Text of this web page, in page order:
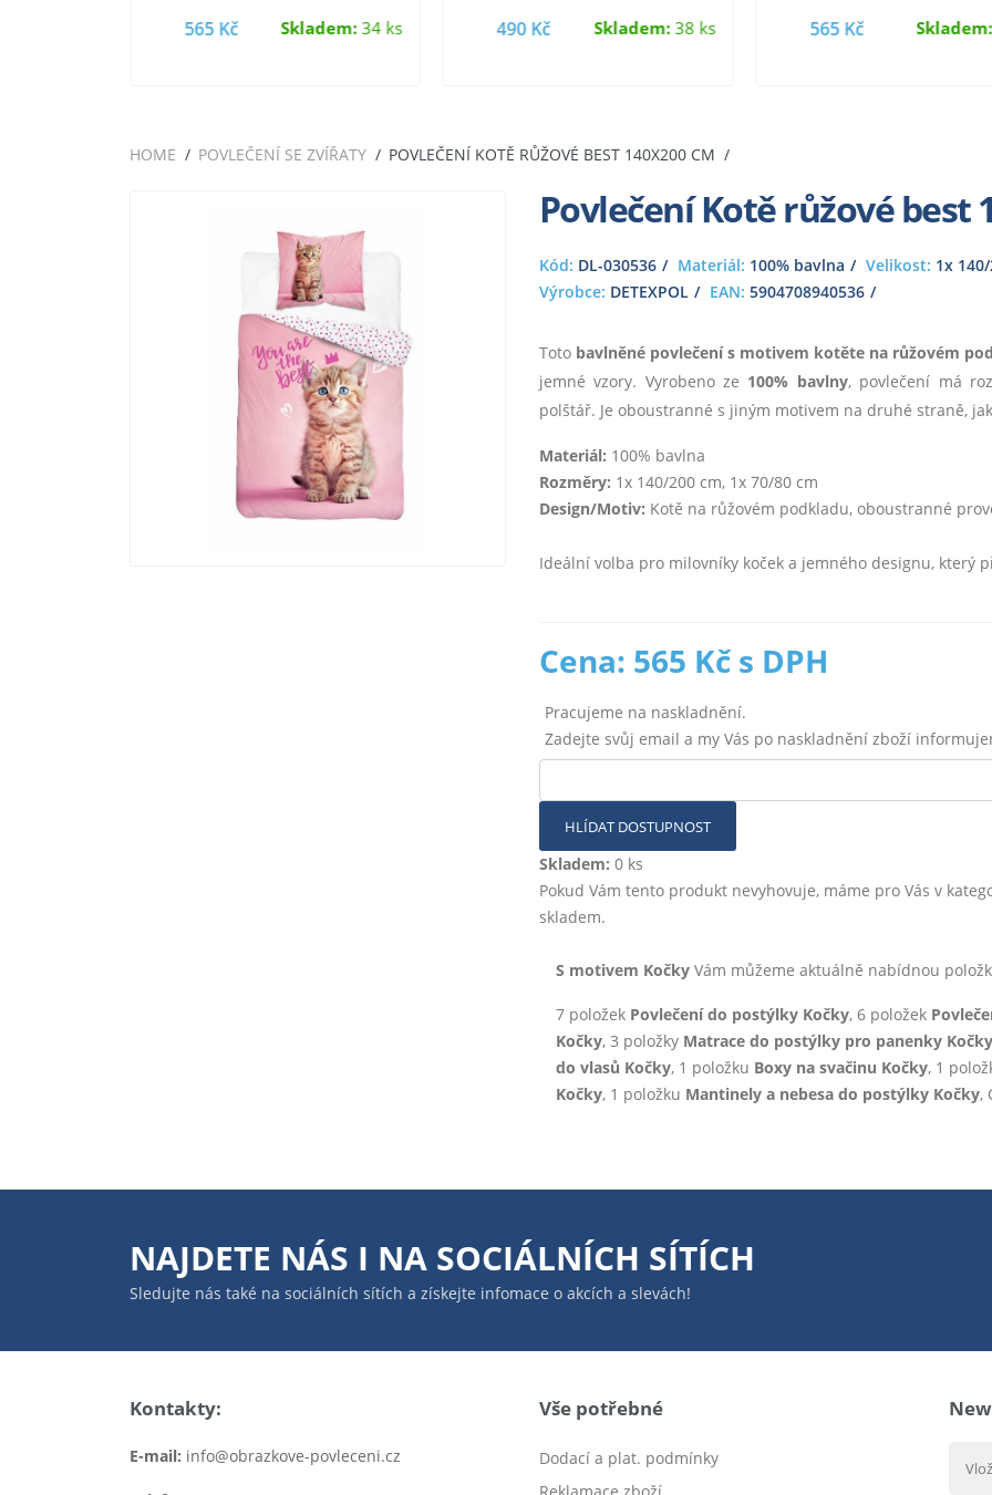
565 Kč Skladem:34 ks 490 Kč Skladem:38 ks 565 Kč Skladem:
HOME POVLEČENÍ SE ZVÍŘATY POVLEČENÍ KOTĚ RŮŽOVÉ BEST 140X200 CM
Povlečení Kotě růžové best
Kód: DL-030536 Materiál: 100% bavlna Velikost: 1x
Výrobce: DETEXPOL EAN: 5904708940536
Toto bavlněné povlečení s motivem kotěte na růžovém
jemné vzory. Vyrobeno ze 100% bavlny, povlečení má
polštář. Je oboustranné s jiným motivem na druhé straně,
Materiál: 100% bavlna
Rozměry: 1x 140/200 cm, 1x 70/80 cm
Design/Motiv: Kotě na růžovém podkladu, oboustranné
Ideální volba pro milovníky koček a jemného designu, který
Cena: 565 Kč s DPH
Pracujeme na naskladnění.
Zadejte svůj email a my Vás po naskladnění zboží
HLÍDAT DOSTUPNOST
Skladem: 0 ks
Pokud Vám tento produkt nevyhovuje, máme pro Vás v
skladem.
S motivem KočkyVám můžeme aktuálně nabídnou
7 položek Povlečení do postýlky Kočky, 6 položek
Kočky, 3 položky Matrace do postýlky pro panenky Kočky
do vlasů Kočky, 1 položku Boxy na svačinu Kočky, 1
Kočky, 1 položku Mantinely a nebesa do postýlky Kočky,
NAJDETE NÁS I NA SOCIÁLNÍCH SÍTÍCH
Sledujte nás také na sociálních sítích a získejte infomace o akcích a slevách!
Kontakty:
E-mail: info@obrazkove-povleceni.cz
Vše potřebné
Dodací a plat. podmínky